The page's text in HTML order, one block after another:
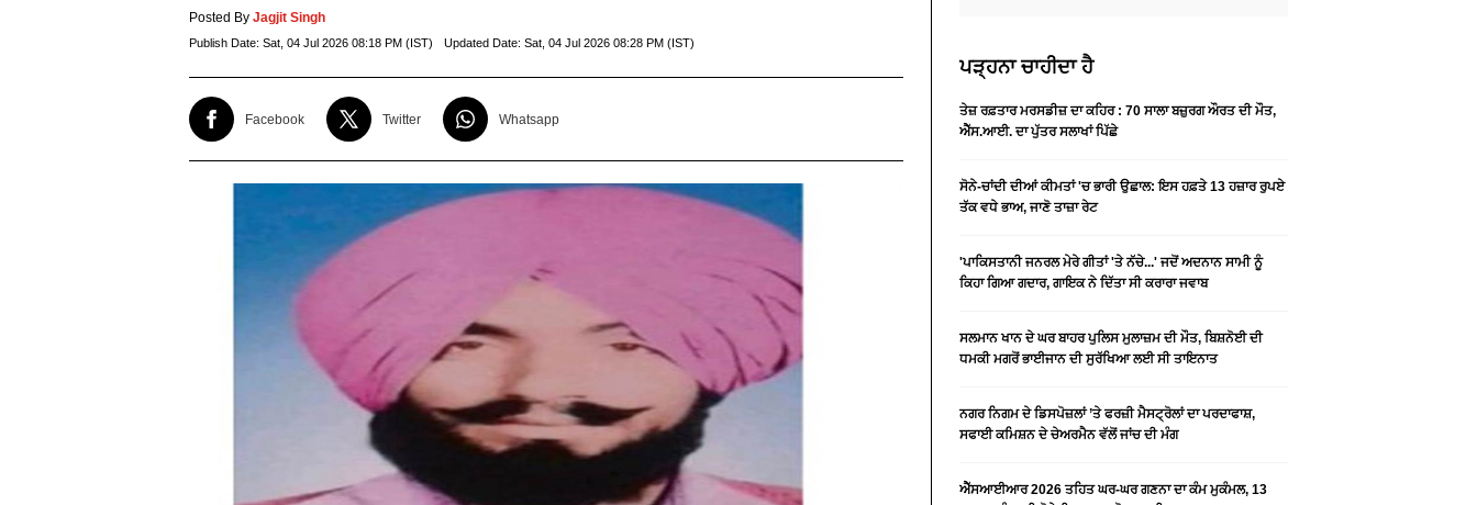
Posted By Jagjit Singh
Publish Date: Sat, 04 Jul 2026 08:18 PM (IST) Updated Date: Sat, 04 Jul 2026 08:28 PM (IST)
Facebook Twitter Whatsapp
ਪੜ੍ਹਨਾ ਚਾਹੀਦਾ ਹੈ
ਤੇਜ਼ ਰਫ਼ਤਾਰ ਮਰਸਡੀਜ਼ ਦਾ ਕਹਿਰ : 70 ਸਾਲਾ ਬਜ਼ੁਰਗ ਔਰਤ ਦੀ ਮੌਤ,
ਐੱਸ.ਆਈ. ਦਾ ਪੁੱਤਰ ਸਲਾਖਾਂ ਪਿੱਛੇ
ਸੋਨੇ-ਚਾਂਦੀ ਦੀਆਂ ਕੀਮਤਾਂ 'ਚ ਭਾਰੀ ਉਛਾਲ: ਇਸ ਹਫ਼ਤੇ 13 ਹਜ਼ਾਰ ਰੁਪਏ
ਤੱਕ ਵਧੇ ਭਾਅ, ਜਾਣੋ ਤਾਜ਼ਾ ਰੇਟ
'ਪਾਕਿਸਤਾਨੀ ਜਨਰਲ ਮੇਰੇ ਗੀਤਾਂ 'ਤੇ ਨੱਚੇ...' ਜਦੋਂ ਅਦਨਾਨ ਸਾਮੀ ਨੂੰ
ਕਿਹਾ ਗਿਆ ਗਦਾਰ, ਗਾਇਕ ਨੇ ਦਿੱਤਾ ਸੀ ਕਰਾਰਾ ਜਵਾਬ
ਸਲਮਾਨ ਖਾਨ ਦੇ ਘਰ ਬਾਹਰ ਪੁਲਿਸ ਮੁਲਾਜ਼ਮ ਦੀ ਮੌਤ, ਬਿਸ਼ਨੋਈ ਦੀ
ਧਮਕੀ ਮਗਰੋਂ ਭਾਈਜਾਨ ਦੀ ਸੁਰੱਖਿਆ ਲਈ ਸੀ ਤਾਇਨਾਤ
ਨਗਰ ਨਿਗਮ ਦੇ ਡਿਸਪੋਜ਼ਲਾਂ ’ਤੇ ਫਰਜ਼ੀ ਮੈਸਟ੍ਰੋਲਾਂ ਦਾ ਪਰਦਾਫਾਸ਼,
ਸਫਾਈ ਕਮਿਸ਼ਨ ਦੇ ਚੇਅਰਮੈਨ ਵੱਲੋਂ ਜਾਂਚ ਦੀ ਮੰਗ
ਐੱਸਆਈਆਰ 2026 ਤਹਿਤ ਘਰ-ਘਰ ਗਣਨਾ ਦਾ ਕੰਮ ਮੁਕੰਮਲ, 13